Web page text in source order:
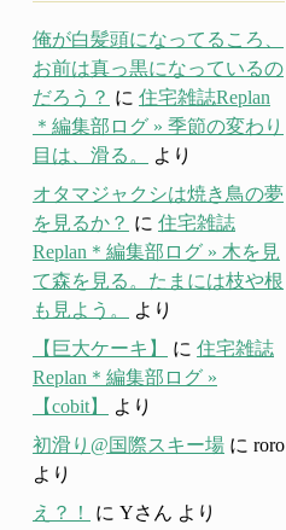
俺が白髪頭になってるころ、
お前は真っ黒になっているの
だろう？ に 住宅雑誌Replan
＊編集部ログ » 季節の変わり
目は、滑る。
より
オタマジャクシは焼き鳥の夢
を見るか？ に 住宅雑誌
Replan＊編集部ログ » 木を見
て森を見る。たまには枝や根
も見よう。
より
【巨大ケーキ】
に 住宅雑誌
Replan＊編集部ログ »
【cobit】
より
初滑り@国際スキー場 に roro
より
え？！
に Yさん より